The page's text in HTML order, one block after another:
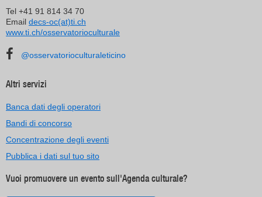
Tel +41 91 814 34 70
Email decs-oc(at)ti.ch
www.ti.ch/osservatorioculturale
@osservatorioculturaleticino
Altri servizi
Banca dati degli operatori
Bandi di concorso
Concentrazione degli eventi
Pubblica i dati sul tuo sito
Vuoi promuovere un evento sull'Agenda culturale?